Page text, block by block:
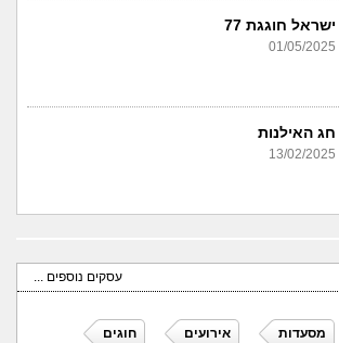
ישראל חוגגת 77
01/05/2025
חג האילנות
13/02/2025
עסקים נוספים ...
מסעדות אירועים חוגים